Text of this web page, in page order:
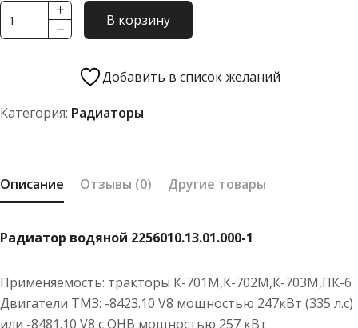
Количество
товара
1
В корзину
Добавить в список желаний
Категория: Радиаторы
Описание Отзывы (0) Другие товары
Радиатор водяной 2256010.13.01.000-1
Применяемость: тракторы К-701М,К-702М,К-703М,ПК-6
Двигатели ТМЗ: -8423.10 V8 мощностью 247кВт (335 л.с)
или -8481.10 V8 с ОНВ мощностью 257 кВт